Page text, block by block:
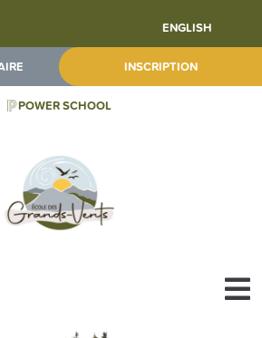
ENGLISH
INSCRIPTION
POWER SCHOOL